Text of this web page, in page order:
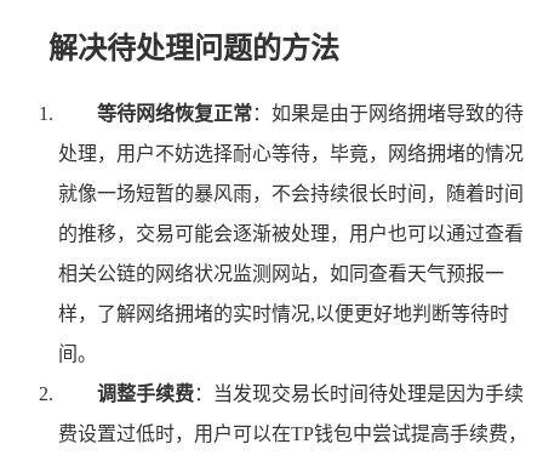
解决待处理问题的方法
等待网络恢复正常：如果是由于网络拥堵导致的待
处理，用户不妨选择耐心等待，毕竟，网络拥堵的情况
就像一场短暂的暴风雨，不会持续很长时间，随着时间
的推移，交易可能会逐渐被处理，用户也可以通过查看
相关公链的网络状况监测网站，如同查看天气预报一
样，了解网络拥堵的实时情况,以便更好地判断等待时
间。
调整手续费：当发现交易长时间待处理是因为手续
费设置过低时，用户可以在TP钱包中尝试提高手续费，